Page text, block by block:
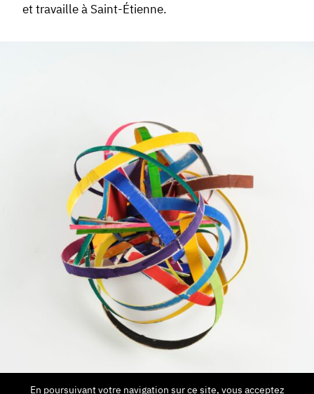
et travaille à Saint-Étienne.
En poursuivant votre navigation sur ce site, vous acceptez